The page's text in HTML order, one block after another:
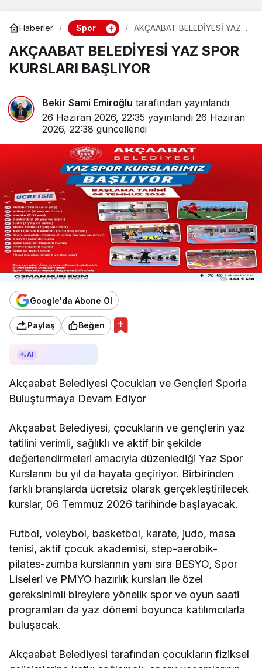
Haberler Spor
AKÇAABAT BELEDİYESİ YAZ
AKÇAABAT BELEDİYESİ YAZ SPOR
KURSLARI BAŞLIYOR
Bekir Sami Emiroğlu tarafından yayınlandı
26 Haziran 2026, 22:35 yayınlandı 26 Haziran
2026, 22:38 güncellendi
Google'da Abone Ol
Paylaş Beğen
AI
Akçaabat Belediyesi Çocukları ve Gençleri Sporla
Buluşturmaya Devam Ediyor
Akçaabat Belediyesi, çocukların ve gençlerin yaz
tatilini verimli, sağlıklı ve aktif bir şekilde
değerlendirmeleri amacıyla düzenlediği Yaz Spor
Kurslarını bu yıl da hayata geçiriyor. Birbirinden
farklı branşlarda ücretsiz olarak gerçekleştirilecek
kurslar, 06 Temmuz 2026 tarihinde başlayacak.
Futbol, voleybol, basketbol, karate, judo, masa
tenisi, aktif çocuk akademisi, step-aerobik-
pilates-zumba kurslarının yanı sıra BESYO, Spor
Liseleri ve PMYO hazırlık kursları ile özel
gereksinimli bireylere yönelik spor ve oyun saati
programları da yaz dönemi boyunca katılımcılarla
buluşacak.
Akçaabat Belediyesi tarafından çocukların fiziksel